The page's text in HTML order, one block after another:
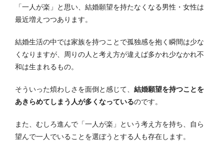
「一人が楽」と思い、結婚願望を持たなくなる男性・女性は
最近増えつつあります。
結婚生活の中では家族を持つことで孤独感を抱く瞬間は少な
くなりますが、周りの人と考え方が違えば多かれ少なかれ不
和は生まれるもの。
そういった煩わしさを面倒と感じて、 結婚願望を持つことを
あきらめてしまう人が多くなっているのです。
また、むしろ進んで「一人が楽」という考え方を持ち、自ら
望んで一人でいることを選ぼうとする人も存在します。